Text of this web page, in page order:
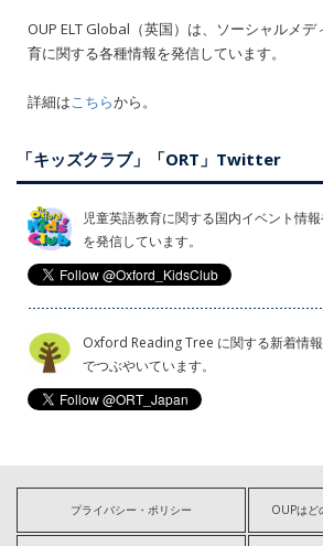
OUP ELT Global（英国）は、ソーシャルメ
育に関する各種情報を発信しています。
詳細はこちらから。
「キッズクラブ」「ORT」Twitter
児童英語教育に関する国内イベント情
を発信しています。
Oxford Reading Tree に関する新着情
でつぶやいています。
プライバシー・ポリシー